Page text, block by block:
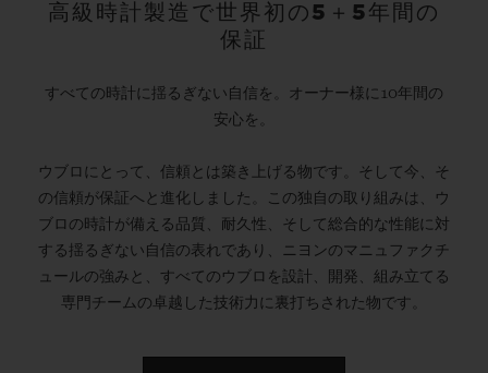
高級時計製造で世界初の5＋5年間の
保証
すべての時計に揺るぎない自信を。オーナー様に10年間の
安心を。
ウブロにとって、信頼とは築き上げる物です。そして今、そ
の信頼が保証へと進化しました。この独自の取り組みは、ウ
ブロの時計が備える品質、耐久性、そして総合的な性能に対
する揺るぎない自信の表れであり、ニヨンのマニュファクチ
ュールの強みと、すべてのウブロを設計、開発、組み立てる
専門チームの卓越した技術力に裏打ちされた物です。